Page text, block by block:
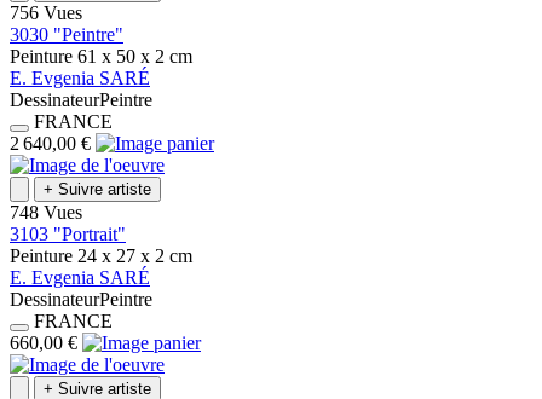
756 Vues
3030 "Peintre"
Peinture 61 x 50 x 2 cm
E. Evgenia SARÉ
DessinateurPeintre
FRANCE
2 640,00 €
+ Suivre artiste
748 Vues
3103 "Portrait"
Peinture 24 x 27 x 2 cm
E. Evgenia SARÉ
DessinateurPeintre
FRANCE
660,00 €
+ Suivre artiste